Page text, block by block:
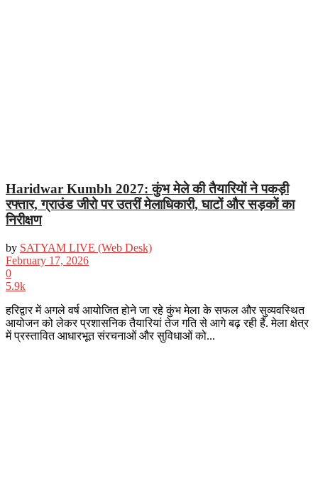
Haridwar Kumbh 2027: कुंभ मेले की तैयारियों ने पकड़ी
रफ्तार, ग्राउंड जीरो पर उतरीं मेलाधिकारी, घाटों और सड़कों का
निरीक्षण
by SATYAM LIVE (Web Desk)
February 17, 2026
0
5.9k
हरिद्वार में अगले वर्ष आयोजित होने जा रहे कुंभ मेला के सफल और सुव्यवस्थित
आयोजन को लेकर प्रशासनिक तैयारियां तेज गति से आगे बढ़ रही हैं. मेला क्षेत्र
में प्रस्तावित आधारभूत संरचनाओं और सुविधाओं को...